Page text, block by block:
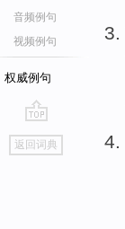
音频例句
视频例句
权威例句
go
top
返回词典